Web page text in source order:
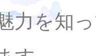
力を知